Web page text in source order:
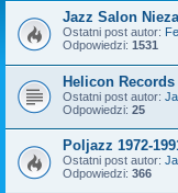
Jazz Salon
Ostatni post autor:
Odpowiedzi: 1531
Helicon
Ostatni post autor:
Odpowiedzi: 25
Poljazz 1972-
Ostatni post autor:
Odpowiedzi: 366